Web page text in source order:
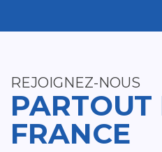
REJOIGNEZ-NOUS
PARTOUT
FRANCE